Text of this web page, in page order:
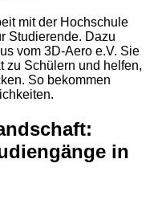
mit der Hochschule
Studierende. Dazu
vom 3D-Aero e.V. Sie
zu Schülern und helfen,
So bekommen
in